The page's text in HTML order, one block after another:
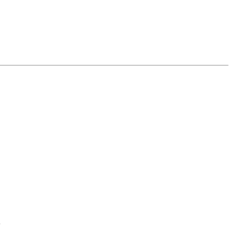
senden Sie
wie dem
beispielsweise
an,
jährliche
den